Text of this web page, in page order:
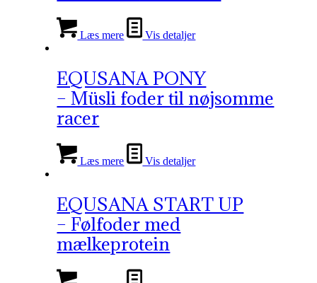
Læs mere Vis detaljer
EQUSANA PONY
– Müsli foder til nøjsomme
racer
Læs mere Vis detaljer
EQUSANA START UP
– Følfoder med
mælkeprotein